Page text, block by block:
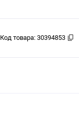
Код товара: 30394853